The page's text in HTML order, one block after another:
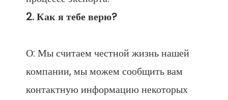
О: Мы считаем честной жизнь нашей
компании, мы можем сообщить вам
контактную информацию некоторых